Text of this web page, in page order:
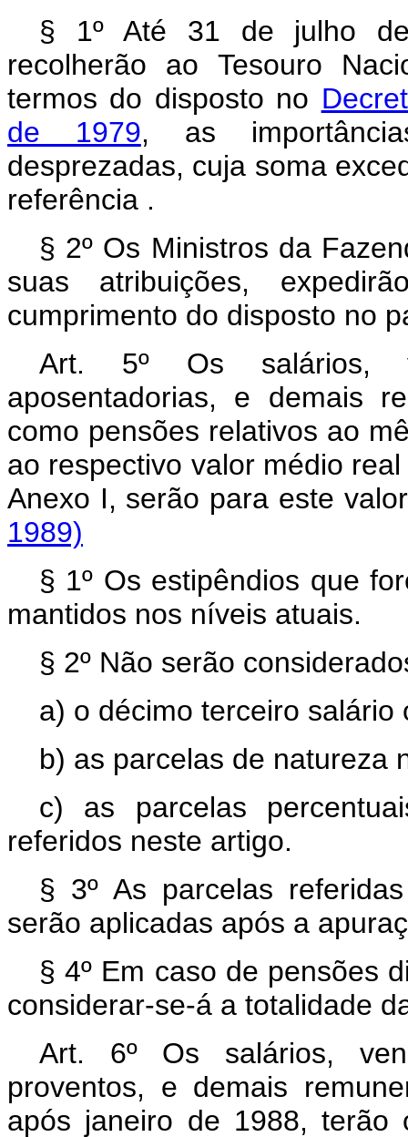
§ 1º Até 31 de julho de
recolherão ao Tesouro
termos do disposto no
de 1979, as
desprezadas, cuja soma
referência .
§ 2º Os Ministros da
suas atribuições,
cumprimento do disposto no
Art. 5º Os salários,
aposentadorias, e demais
como pensões relativos ao
ao respectivo valor médio
Anexo I, serão para este
1989)
§ 1º Os estipêndios que
mantidos nos níveis atuais.
§ 2º Não serão
a) o décimo terceiro
b) as parcelas de natureza
c) as parcelas
referidos neste artigo.
§ 3º As parcelas
serão aplicadas após a
§ 4º Em caso de pensões
considerar-se-á a totalidade
Art. 6º Os salários,
proventos, e demais
após janeiro de 1988,